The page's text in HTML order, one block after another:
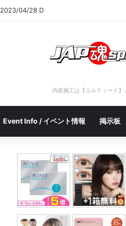
04/28 C
内装施工は【エルティード】
Event Info / イベント情報 掲示板